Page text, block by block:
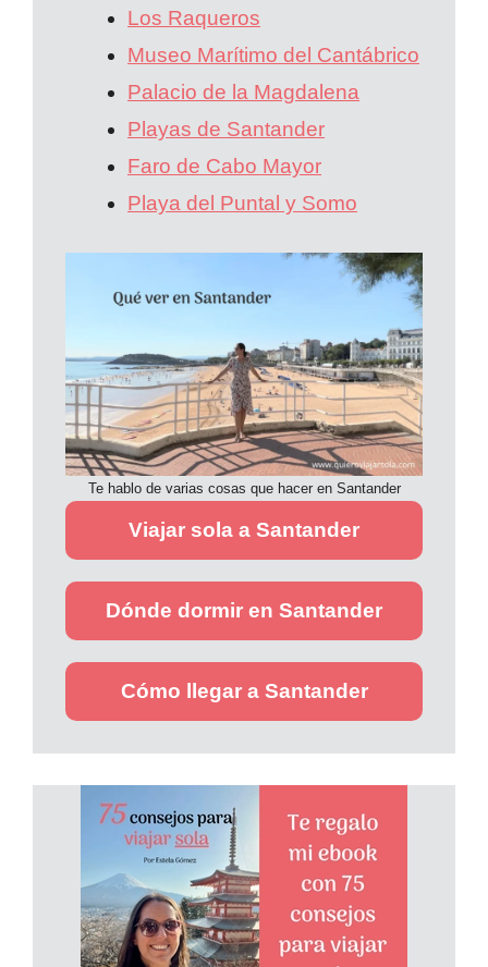
Los Raqueros
Museo Marítimo del Cantábrico
Palacio de la Magdalena
Playas de Santander
Faro de Cabo Mayor
Playa del Puntal y Somo
Te hablo de varias cosas que hacer en Santander
Viajar sola a Santander
Dónde dormir en Santander
Cómo llegar a Santander